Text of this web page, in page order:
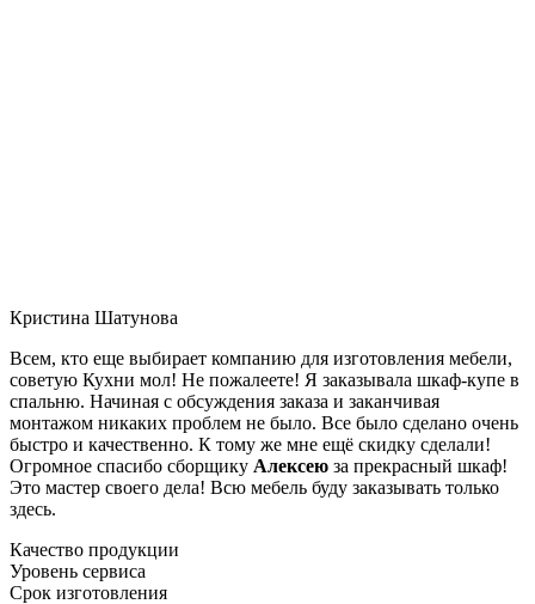
Кристина Шатунова
Всем, кто еще выбирает компанию для изготовления мебели,
советую Кухни мол! Не пожалеете! Я заказывала шкаф-купе в
спальню. Начиная с обсуждения заказа и заканчивая
монтажом никаких проблем не было. Все было сделано очень
быстро и качественно. К тому же мне ещё скидку сделали!
Огромное спасибо сборщику Алексею за прекрасный шкаф!
Это мастер своего дела! Всю мебель буду заказывать только
здесь.
Качество продукции
Уровень сервиса
Срок изготовления